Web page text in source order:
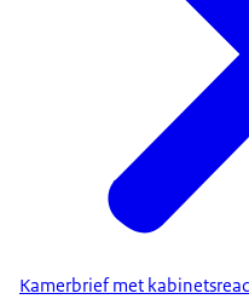
Kamerbrief met